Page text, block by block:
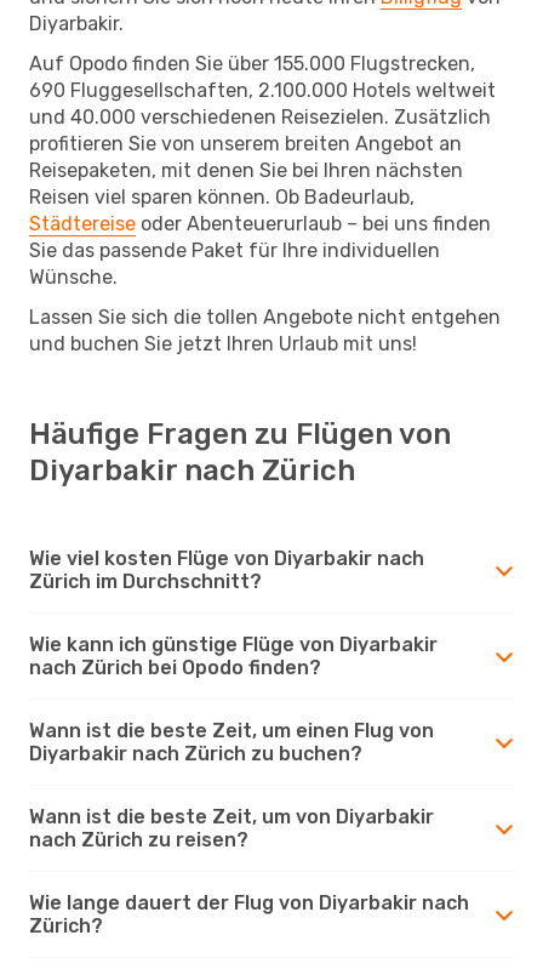
Diyarbakir.
Auf Opodo finden Sie über 155.000 Flugstrecken,
690 Fluggesellschaften, 2.100.000 Hotels weltweit
und 40.000 verschiedenen Reisezielen. Zusätzlich
profitieren Sie von unserem breiten Angebot an
Reisepaketen, mit denen Sie bei Ihren nächsten
Reisen viel sparen können. Ob Badeurlaub,
Städtereise oder Abenteuerurlaub – bei uns finden
Sie das passende Paket für Ihre individuellen
Wünsche.
Lassen Sie sich die tollen Angebote nicht entgehen
und buchen Sie jetzt Ihren Urlaub mit uns!
Häufige Fragen zu Flügen von
Diyarbakir nach Zürich
Wie viel kosten Flüge von Diyarbakir nach
Zürich im Durchschnitt?
Wie kann ich günstige Flüge von Diyarbakir
nach Zürich bei Opodo finden?
Wann ist die beste Zeit, um einen Flug von
Diyarbakir nach Zürich zu buchen?
Wann ist die beste Zeit, um von Diyarbakir
nach Zürich zu reisen?
Wie lange dauert der Flug von Diyarbakir nach
Zürich?